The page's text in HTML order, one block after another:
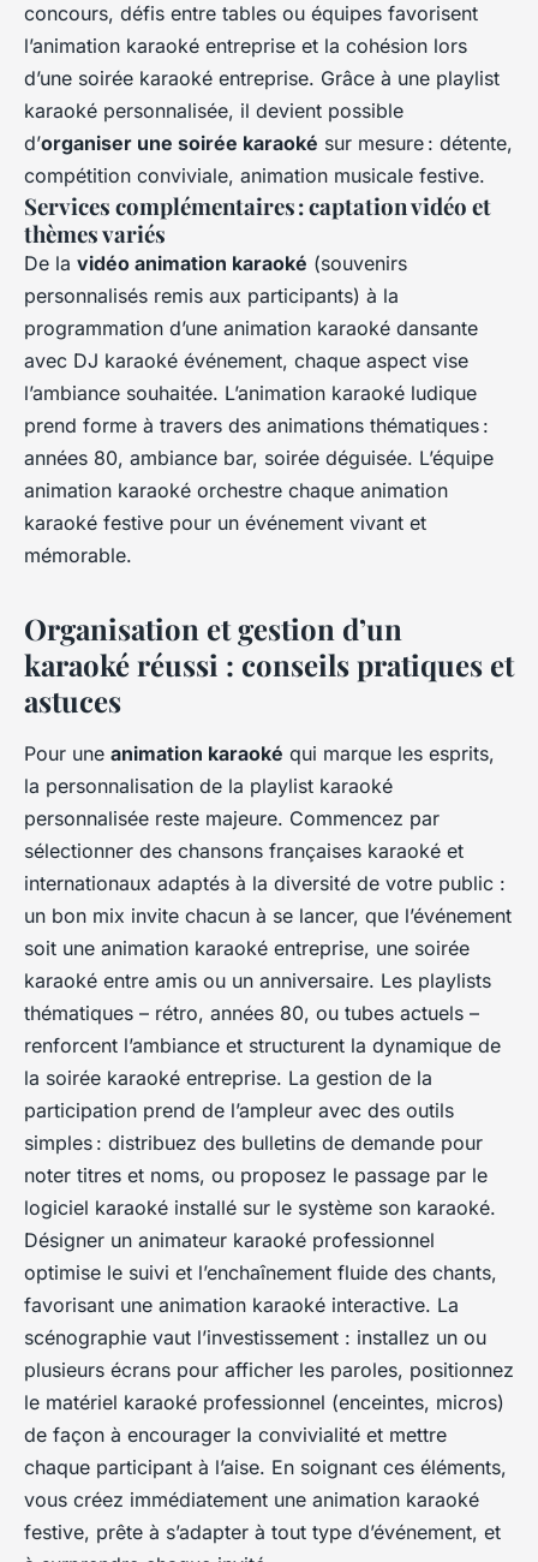
concours, défis entre tables ou équipes favorisent
l’animation karaoké entreprise et la cohésion lors
d’une soirée karaoké entreprise. Grâce à une playlist
karaoké personnalisée, il devient possible
d’organiser une soirée karaoké sur mesure : détente,
compétition conviviale, animation musicale festive.
Services complémentaires : captation vidéo et
thèmes variés
De la vidéo animation karaoké (souvenirs
personnalisés remis aux participants) à la
programmation d’une animation karaoké dansante
avec DJ karaoké événement, chaque aspect vise
l’ambiance souhaitée. L’animation karaoké ludique
prend forme à travers des animations thématiques :
années 80, ambiance bar, soirée déguisée. L’équipe
animation karaoké orchestre chaque animation
karaoké festive pour un événement vivant et
mémorable.
Organisation et gestion d’un
karaoké réussi : conseils pratiques et
astuces
Pour une animation karaoké qui marque les esprits,
la personnalisation de la playlist karaoké
personnalisée reste majeure. Commencez par
sélectionner des chansons françaises karaoké et
internationaux adaptés à la diversité de votre public :
un bon mix invite chacun à se lancer, que l’événement
soit une animation karaoké entreprise, une soirée
karaoké entre amis ou un anniversaire. Les playlists
thématiques – rétro, années 80, ou tubes actuels –
renforcent l’ambiance et structurent la dynamique de
la soirée karaoké entreprise. La gestion de la
participation prend de l’ampleur avec des outils
simples : distribuez des bulletins de demande pour
noter titres et noms, ou proposez le passage par le
logiciel karaoké installé sur le système son karaoké.
Désigner un animateur karaoké professionnel
optimise le suivi et l’enchaînement fluide des chants,
favorisant une animation karaoké interactive. La
scénographie vaut l’investissement : installez un ou
plusieurs écrans pour afficher les paroles, positionnez
le matériel karaoké professionnel (enceintes, micros)
de façon à encourager la convivialité et mettre
chaque participant à l’aise. En soignant ces éléments,
vous créez immédiatement une animation karaoké
festive, prête à s’adapter à tout type d’événement, et